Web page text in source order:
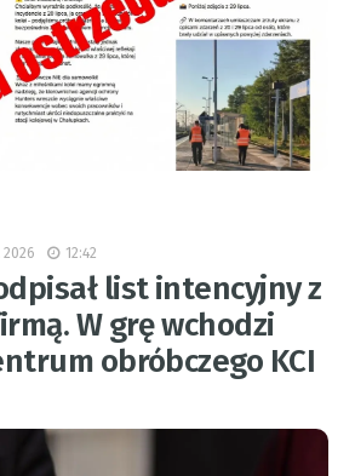
12:42
list intencyjny z
W grę wchodzi
obróbczego KCI